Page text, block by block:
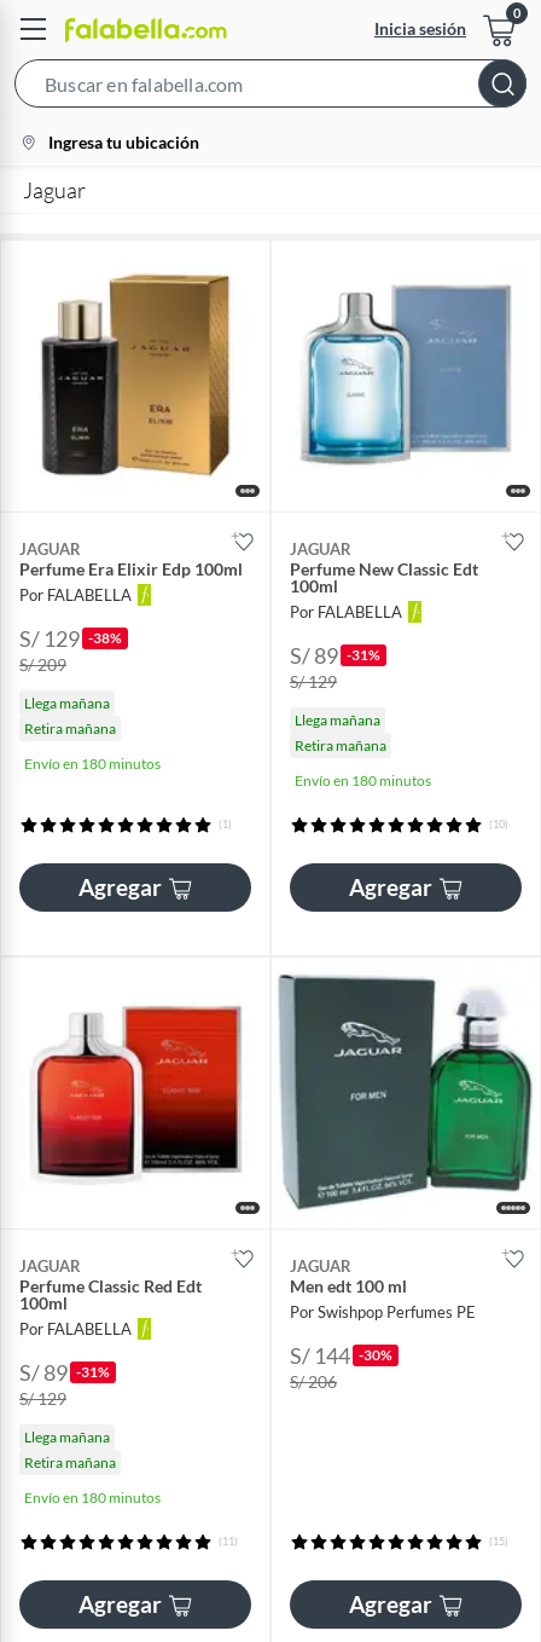
Inicia sesión
Bar
location-
icon
Ingresa tu ubicación
Jaguar
JAGUAR
Perfume Era Elixir Edp 100ml
Por FALABELLA
S/ 129 -38%
S/ 209
Llega mañana
Retira mañana
Envío en 180 minutos
(1)
Agregar
JAGUAR
Perfume New Classic Edt
100ml
Por FALABELLA
S/ 89 -31%
S/ 129
Llega mañana
Retira mañana
Envío en 180 minutos
(10)
Agregar
JAGUAR
Perfume Classic Red Edt
100ml
Por FALABELLA
S/ 89 -31%
S/ 129
Llega mañana
Retira mañana
Envío en 180 minutos
(11)
Agregar
JAGUAR
Men edt 100 ml
Por Swishpop Perfumes PE
S/ 144 -30%
S/ 206
(15)
Agregar